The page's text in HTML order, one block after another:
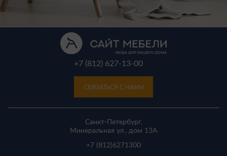
+7 (812) 627-13-00
СВЯЗАТЬСЯ С НАМИ
Санкт-Петербург,
Минеральная ул., дом 13A
+7 (812)6271300